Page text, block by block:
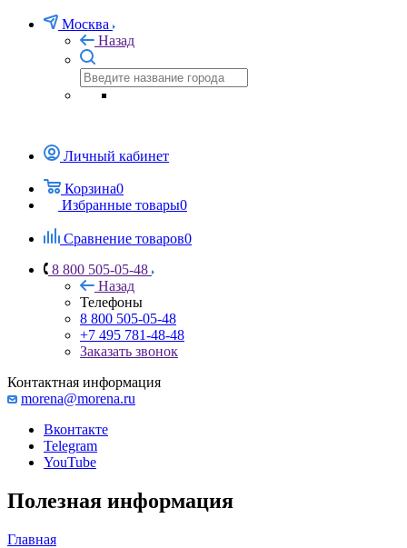
Москва
Назад
Личный кабинет
Корзина0
Избранные товары0
Сравнение товаров0
8 800 505-05-48
Назад
Телефоны
8 800 505-05-48
+7 495 781-48-48
Заказать звонок
Контактная информация
morena@morena.ru
Вконтакте
Telegram
YouTube
Полезная информация
Главная